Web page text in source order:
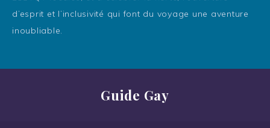
d’esprit et l’inclusivité qui font du voyage une aventure
inoubliable.
Guide Gay